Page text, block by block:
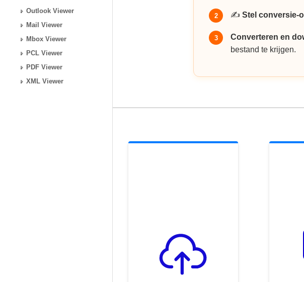
Outlook Viewer
Mail Viewer
Mbox Viewer
PCL Viewer
PDF Viewer
XML Viewer
2 ✍️ Stel conversie-
3 Converteren en
bestand te krijgen.